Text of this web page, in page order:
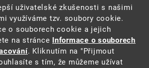
MŽP
(PDF, 204 kB)
uživatelské zkušenosti s našimi
využíváme tzv. soubory cookie.
o souborech cookie a jejich
na stránce Informace o souborech
. Kliknutím na "Přijmout
s tím, že můžeme užívat